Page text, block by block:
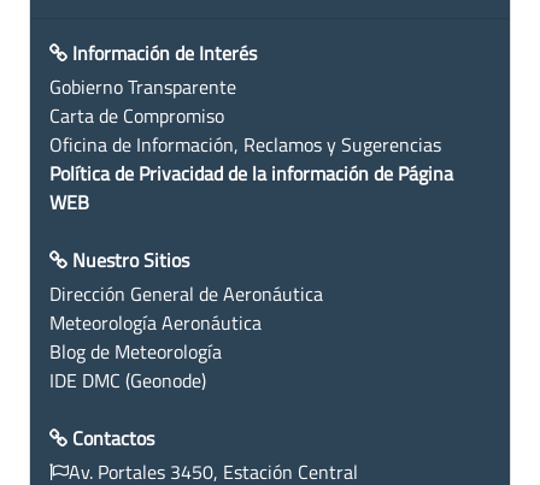
Información de Interés
Gobierno Transparente
Carta de Compromiso
Oficina de Información, Reclamos y Sugerencias
Política de Privacidad de la información de Página
WEB
Nuestro Sitios
Dirección General de Aeronáutica
Meteorología Aeronáutica
Blog de Meteorología
IDE DMC (Geonode)
Contactos
Av. Portales 3450, Estación Central